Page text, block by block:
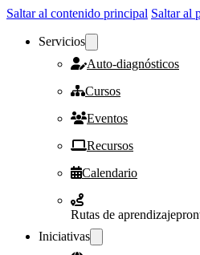
Saltar al contenido principal Saltar al
Servicios
Auto-diagnósticos
Cursos
Eventos
Recursos
Calendario
Rutas de aprendizaje
Iniciativas